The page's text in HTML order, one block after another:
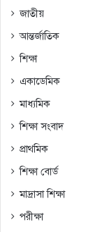
জাতীয়
আন্তর্জাতিক
শিক্ষা
একাডেমিক
মাধ্যমিক
শিক্ষা সংবাদ
প্রাথমিক
শিক্ষা বোর্ড
মাদ্রাসা শিক্ষা
পরীক্ষা